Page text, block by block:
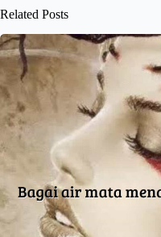
Related Posts